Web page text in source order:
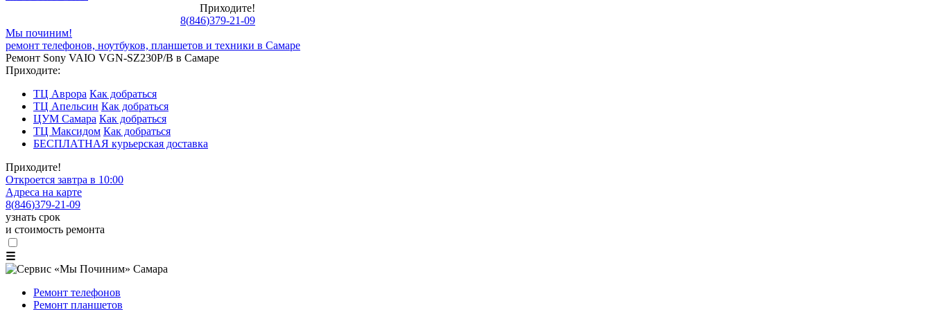
Приходите!
8(846)379-21-09
Мы починим!
ремонт телефонов, ноутбуков, планшетов и техники в Самаре
Ремонт Sony VAIO VGN-SZ230P/B в Самаре
Приходите:
ТЦ Аврора Как добраться
ТЦ Апельсин Как добраться
ЦУМ Самара Как добраться
ТЦ Максидом Как добраться
БЕСПЛАТНАЯ курьерская доставка
Приходите!
Откроется завтра в 10:00
Адреса на карте
8(846)379-21-09
узнать срок
и стоимость ремонта
☰
Ремонт телефонов
Ремонт планшетов